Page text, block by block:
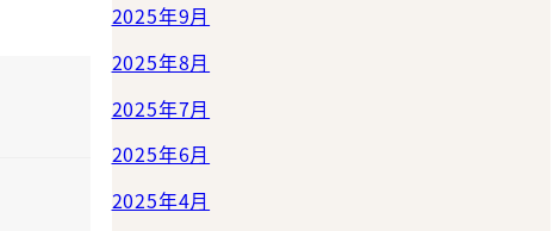
2025年9月
2025年8月
2025年7月
2025年6月
2025年4月